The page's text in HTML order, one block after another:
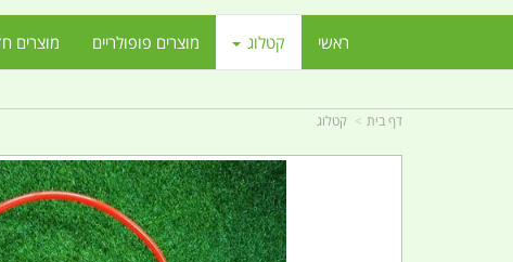
ראשי קטלוג מוצרים פופולריים מוצרים
דף בית קטלוג